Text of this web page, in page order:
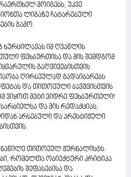
მოიგებს, უკვე
ლიგაზე ჩატარებული
გამო.
იმ ღვაწლის
ფეხბურთისა და მის შემდგომ
გაღვივებისთვის
ღირსეულად გადაიბარებს
და თითოეული ბავშვისთვის
ვიყოთ მეტი ვიდრე ფეხბურთელი!
და მის რედაქციას,
არსებული და პრესტიჟული
თითოეულ ჟურნალისტს.
რომელთა ობიექტური კრიტიკა
შეფასებისა და